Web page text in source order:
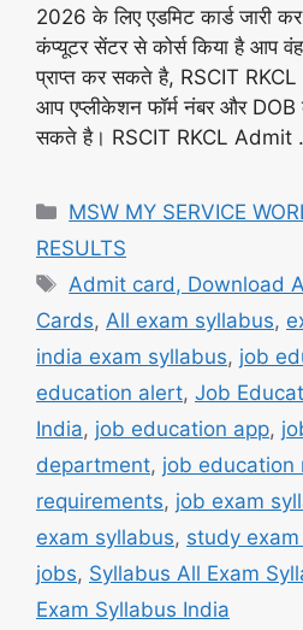
2026 के लिए एडमिट कार्ड जारी
कंप्यूटर सेंटर से कोर्स किया है आप
प्राप्त कर सकते है, RSCIT RKCL
आप एप्लीकेशन फॉर्म नंबर और DOB
सकते है। RSCIT RKCL Admit
Categories
MSW MY SERVICE
RESULTS
Tags
Admit card, Download
Cards, All exam syllabus,
india exam syllabus, job
education alert, Job
India, job education app,
department, job education
requirements, job exam
exam syllabus, study
jobs, Syllabus All Exam
Exam Syllabus India